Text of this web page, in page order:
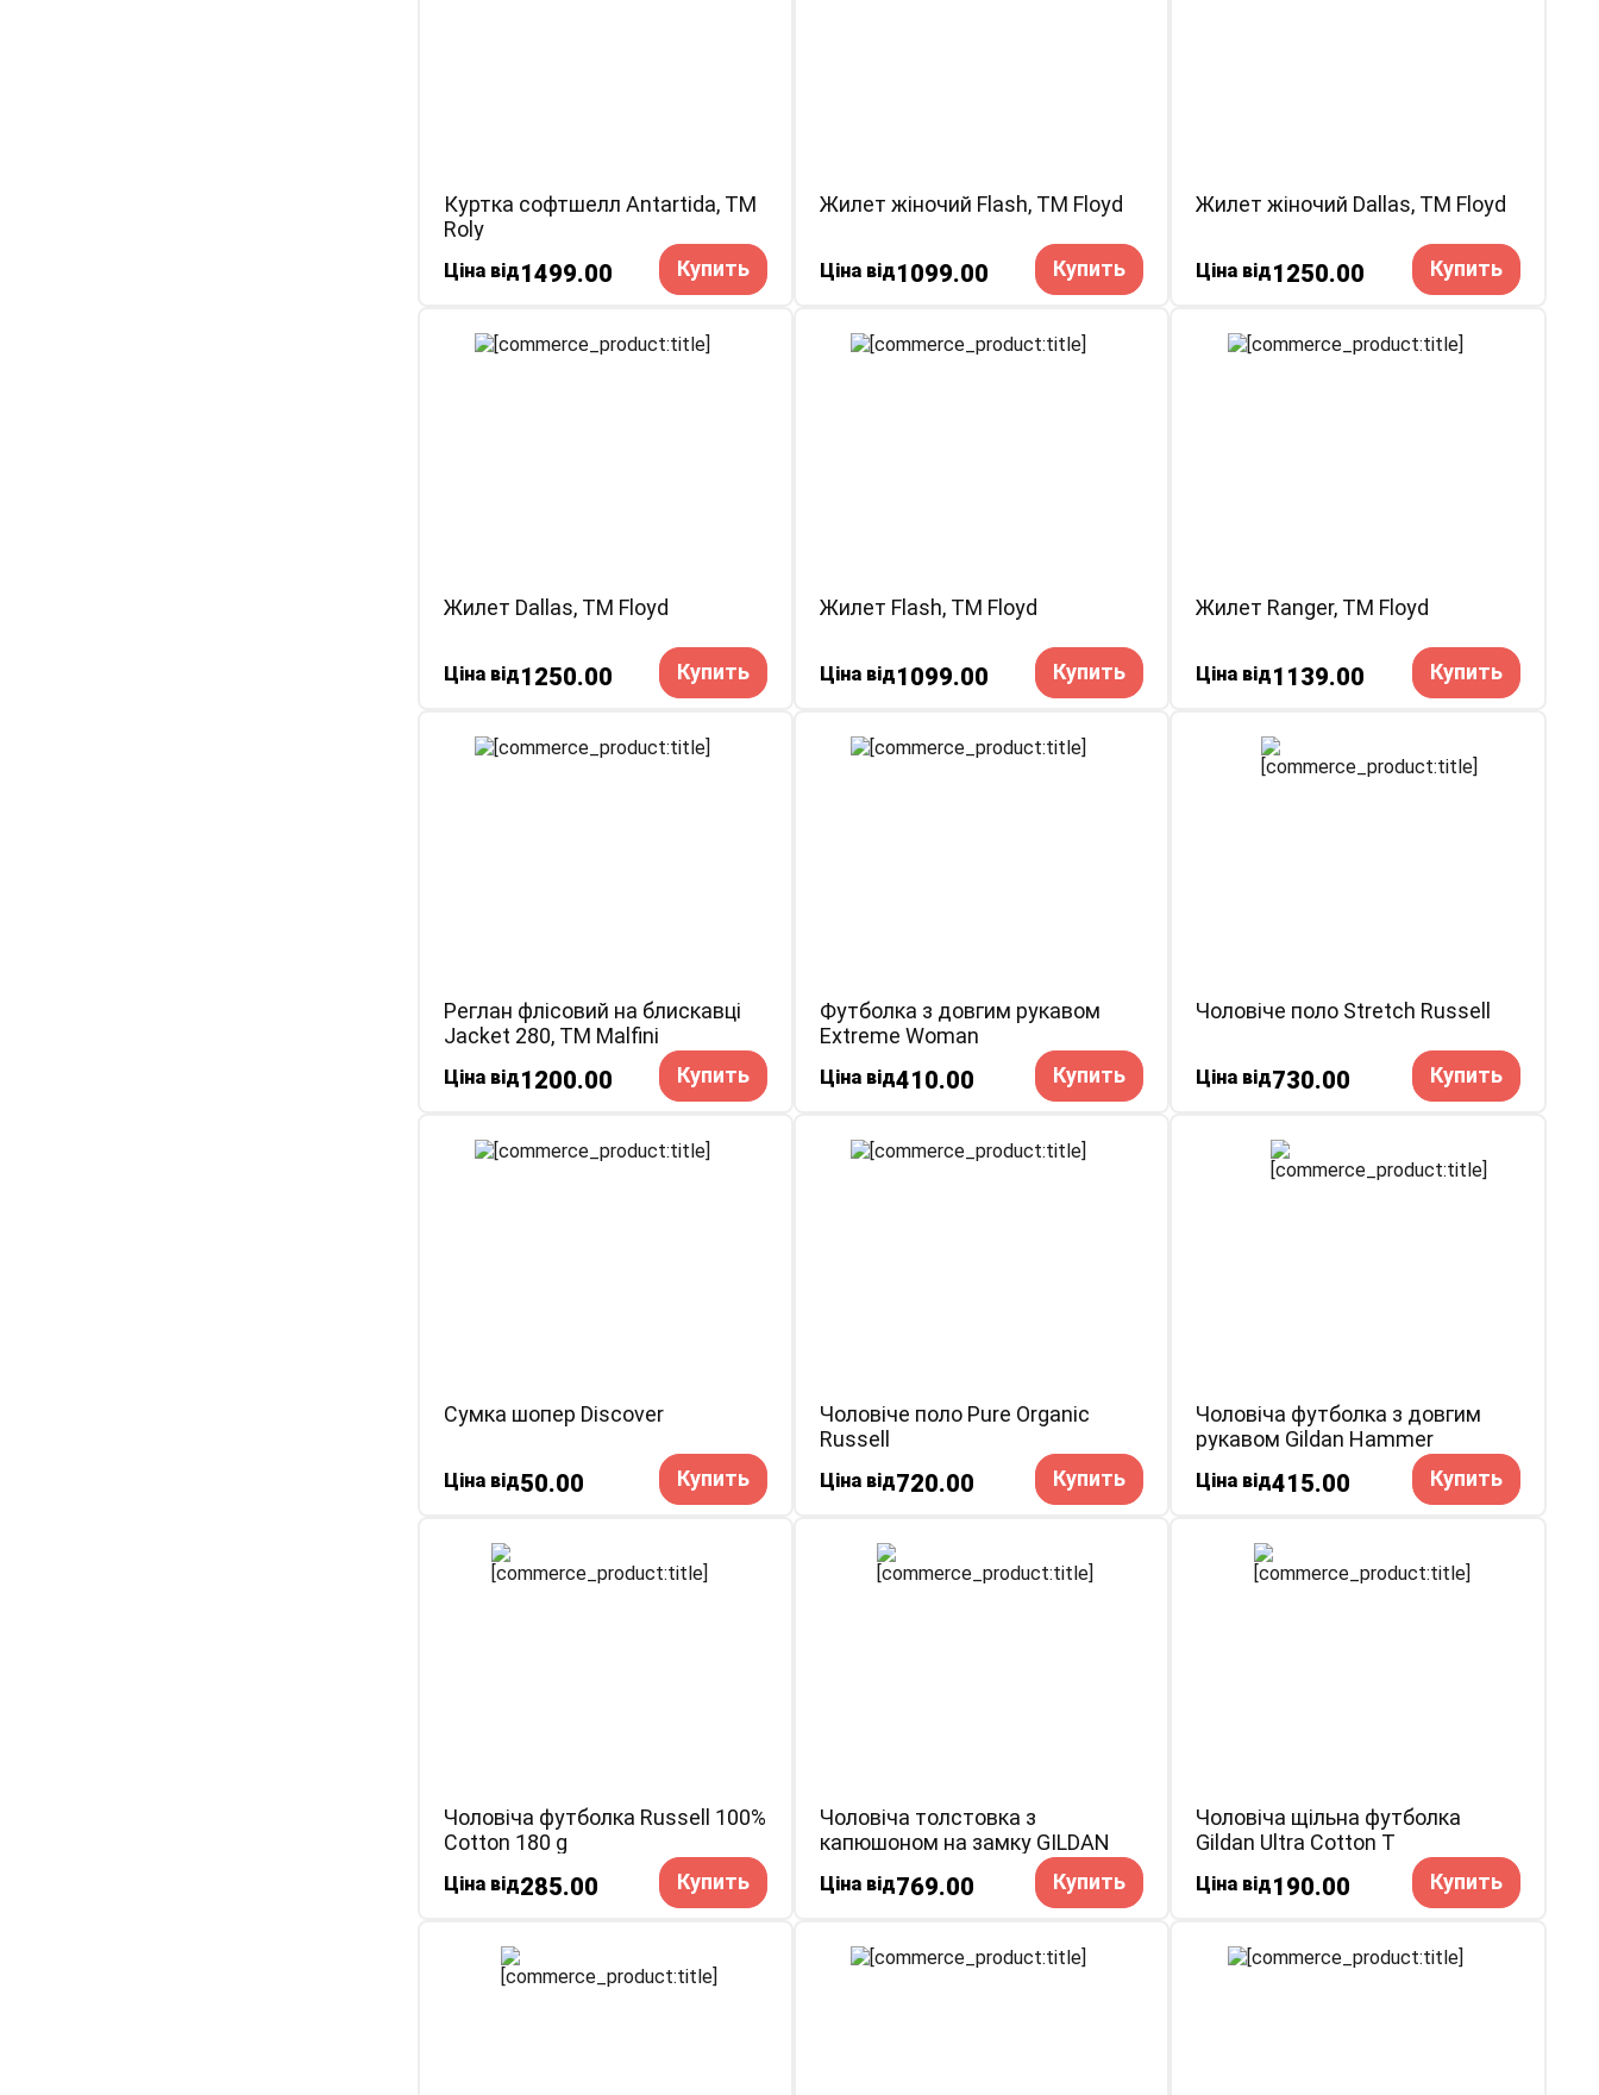
Куртка софтшелл Antartida, TM
Roly
Ціна від1499.00 Купить
Жилет жіночий Flash, TM Floyd
Ціна від1099.00 Купить
Жилет жіночий Dallas, TM Floyd
Ціна від1250.00 Купить
Жилет Dallas, TM Floyd
Ціна від1250.00 Купить
Жилет Flash, TM Floyd
Ціна від1099.00 Купить
Жилет Ranger, ТМ Floyd
Ціна від1139.00 Купить
Реглан флісовий на блискавці
Jacket 280, TM Malfini
Ціна від1200.00 Купить
Футболка з довгим рукавом
Extreme Woman
Ціна від410.00 Купить
Чоловіче поло Stretch Russell
Ціна від730.00 Купить
Сумка шопер Discover
Ціна від50.00 Купить
Чоловіче поло Pure Organic
Russell
Ціна від720.00 Купить
Чоловіча футболка з довгим
рукавом Gildan Hammer
Ціна від415.00 Купить
Чоловіча футболка Russell 100%
Cotton 180 g
Ціна від285.00 Купить
Чоловіча толстовка з
капюшоном на замку GILDAN
Ціна від769.00 Купить
Чоловіча щільна футболка
Gildan Ultra Cotton T
Ціна від190.00 Купить